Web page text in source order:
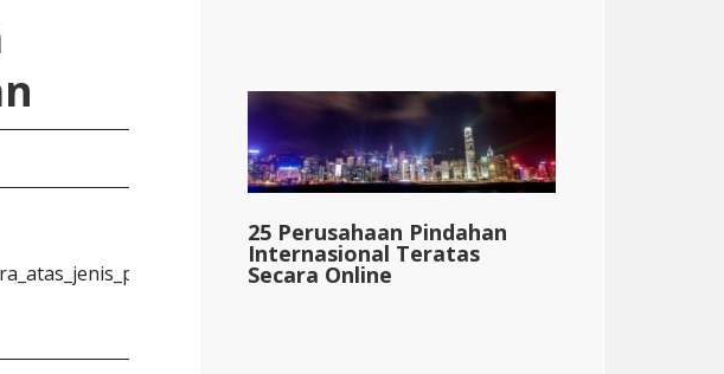
Dakota Selatan
25 Perusahaan Pindahan
Internasional Teratas
Secara Online